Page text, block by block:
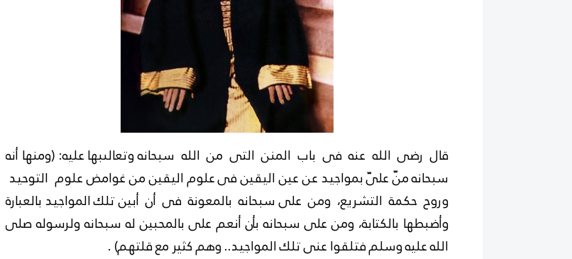
قال رضى الله عنه فى باب المنن التى من الله سبحانه وتعالىبها عليه: (ومنها أنه
سبحانهمنّ علىّ بمواجيد عن عين اليقين فى علوم اليقين من غوامض علوم التوحيد
وروح حكمة التشريع، ومن على سبحانه بالمعونة فى أن أبين تلك المواجيد بالعبارة
وأضبطها بالكتابة، ومن على سبحانه بأن أنعم على بالمحبين له سبحانه ولرسوله صلى
الله عليه وسلم فتلقوا عنى تلك المواجيد.. وهم كثير مع قلتهم) .